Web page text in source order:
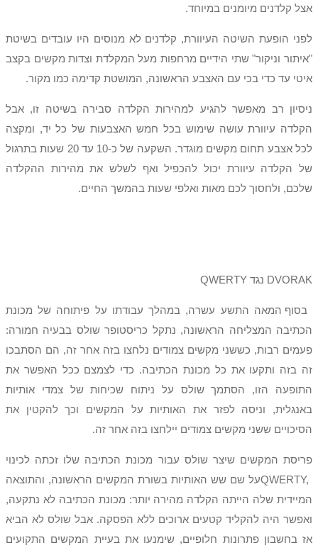
אצל קלדנים מיומנים במיוחד.
לפני הופעת השיטה העיוורת, קלדנים לא מנוסים היו עובדים בשיטת
"איתור וניקור" שתי הידיים מרחפות מעל המקלדת וצדות מקשים בקצב
איטי עד כדי בכי עם האצבע הראשונה, המושטת קדימה כמו מקור.
ניסיון רב מאפשר להגיע למהירות הקלדה סבירה בשיטה זו, אבל
הקלדה עיוורת עושה שימוש בכל חמש האצבעות של כל יד, ומקצה
לכל אצבע תחום מקשים מוגדר. השקעה של כ-10 עד 20 שעות בתרגול
של הקלדה עיוורת יכול להכפיל ואף לשלש את מהירות ההקלדה
שלכם, ולחסוך לכם מאות ואלפי שעות בהמשך החיים.
DVORAK נגד QWERTY
בסוף המאה התשע עשרה, במהלך עבודתו על פיתוחה של מכונת
הכתיבה המצליחה הראשונה, נתקל כריסטופר שולס בבעיה חמורה:
פעמים רבות, כששני מקשים צמודים נלחצו בזה אחר זה, הם הסתבכו
זה בזה ותקעו את כל מכונת הכתיבה. כדי לצמצם ככל האפשר את
התופעה הזו, הסתמך שולס על ניתוח שכיחות של צמדי אותיות
באנגלית, וניסה לפזר את האותיות על המקשים וכך להקטין את
הסיכויים ששני מקשים צמודים יילחצו בזה אחר זה.
פריסת המקשים שיצר שולס עבור מכונת הכתיבה שלו זכתה לכינוי
QWERTY,על שם שש האותיות בשורת המקשים הראשונה, והתוצאה
המיידית שלה הייתה הקלדה מהירה יותר: מכונת הכתיבה לא נתקעה,
ואפשר היה להקליד קטעים ארוכים ללא הפסקה. אבל שולס לא הביא
אז בחשבון פתרונות חלופיים, שימנעו את בעיית המקשים התקועים